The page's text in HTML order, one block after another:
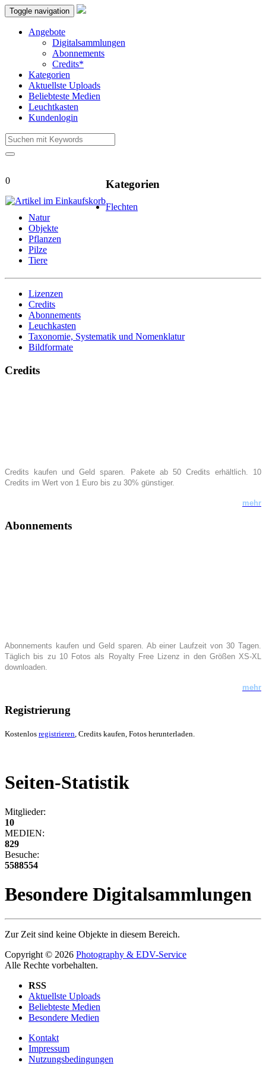
Toggle navigation
Angebote
Digitalsammlungen
Abonnements
Credits*
Kategorien
Aktuellste Uploads
Beliebteste Medien
Leuchtkasten
Kundenlogin
0 Kategorien
Flechten
Natur
Objekte
Pflanzen
Pilze
Tiere
Lizenzen
Credits
Abonnements
Leuchkasten
Taxonomie, Systematik und Nomenklatur
Bildformate
Credits
Credits kaufen und Geld sparen. Pakete ab 50 Credits erhältlich. 10
Credits im Wert von 1 Euro bis zu 30% günstiger.
mehr
Abonnements
Abonnements kaufen und Geld sparen. Ab einer Laufzeit von 30 Tagen.
Täglich bis zu 10 Fotos als Royalty Free Lizenz in den Größen XS-XL
downloaden.
mehr
Registrierung
Kostenlos registrieren , Credits kaufen, Fotos herunterladen.
Seiten-Statistik
Mitglieder:
10
MEDIEN:
829
Besuche:
5588554
Besondere Digitalsammlungen
Zur Zeit sind keine Objekte in diesem Bereich.
Copyright © 2026 Photography & EDV-Service
Alle Rechte vorbehalten.
RSS
Aktuellste Uploads
Beliebteste Medien
Besondere Medien
Kontakt
Impressum
Nutzungsbedingungen